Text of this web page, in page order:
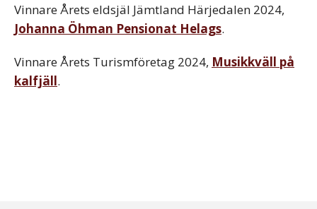
Vinnare Årets eldsjäl Jämtland Härjedalen 2024,
Johanna Öhman Pensionat Helags.
Vinnare Årets Turismföretag 2024, Musikkväll på
kalfjäll.